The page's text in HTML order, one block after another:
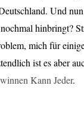
Und
hinbringt?
mich für
ist es aber
Kann Jeder.